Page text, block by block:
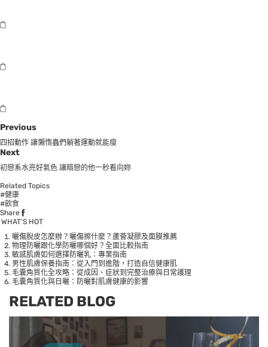
Previous
四招動作 讓懶惰蟲們躺著運動就能瘦
Next
初戀系水亮好氣色 讓暗戀的他一秒看向妳
Related Topics
#健康
#飲食
Share
WHAT’S HOT
曬傷脫皮怎麼辦？曬傷擦什麼？蘆薈凝膠及面膜推薦
物理防曬跟化學防曬哪個好？全面比較指南
敏感肌膚如何選擇防曬乳：專業指南
男性肌膚保養指南：從入門到進階，打造自信健康肌
毛囊角質化全攻略：從成因、症狀到完整治療與日常護理
毛囊角質化與日曬：防曬對肌膚健康的影響
RELATED BLOG